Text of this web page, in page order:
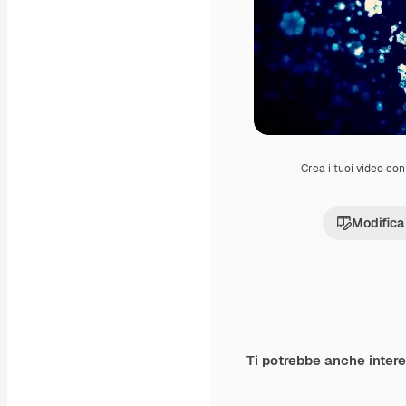
Crea i tuoi video
Ti potrebbe anche